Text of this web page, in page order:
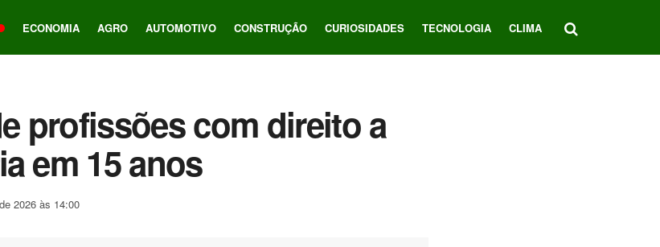
ECONOMIA AGRO AUTOMOTIVO CONSTRUÇÃO CURIOSIDADES TECNOLOGIA CLIMA
profissões com direito a
em 15 anos
2026 às 14:00